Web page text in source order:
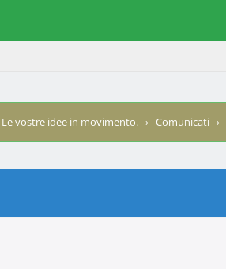
Le vostre idee in movimento. › Comunicati ›